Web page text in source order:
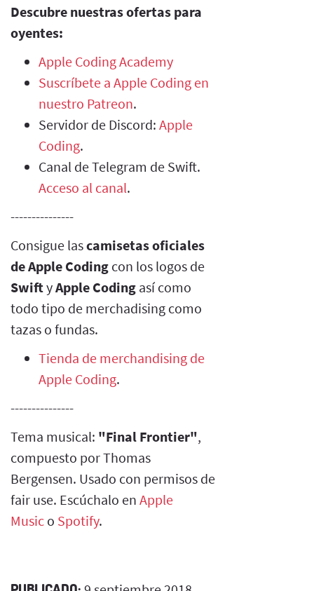
Descubre nuestras ofertas para
oyentes:
Apple Coding Academy
Suscríbete a Apple Coding en
nuestro Patreon.
Servidor de Discord: Apple
Coding.
Canal de Telegram de Swift.
Acceso al canal.
---------------
Consigue lascamisetas oficiales
de Apple Coding con los logos de
SwiftyApple Coding así como
todo tipo de merchadising como
tazas o fundas.
Tienda de merchandising de
Apple Coding.
---------------
Tema musical: "Final Frontier",
compuesto por Thomas
Bergensen. Usado con permisos de
fair use. Escúchalo en Apple
Music o Spotify.